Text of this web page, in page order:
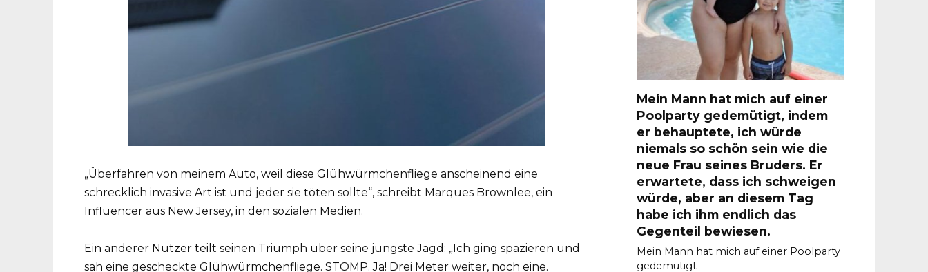
„Überfahren von meinem Auto, weil diese Glühwürmchenfliege anscheinend eine
schrecklich invasive Art ist und jeder sie töten sollte“, schreibt Marques Brownlee, ein
Influencer aus New Jersey, in den sozialen Medien.
Ein anderer Nutzer teilt seinen Triumph über seine jüngste Jagd: „Ich ging spazieren und
sah eine gescheckte Glühwürmchenfliege. STOMP. Ja! Drei Meter weiter, noch eine.
Mein Mann hat mich auf einer
Poolparty gedemütigt, indem
er behauptete, ich würde
niemals so schön sein wie die
neue Frau seines Bruders. Er
erwartete, dass ich schweigen
würde, aber an diesem Tag
habe ich ihm endlich das
Gegenteil bewiesen.
Mein Mann hat mich auf einer Poolparty
gedemütigt